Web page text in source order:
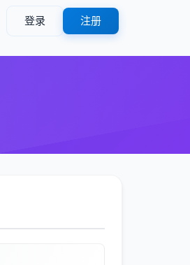
登录 注册